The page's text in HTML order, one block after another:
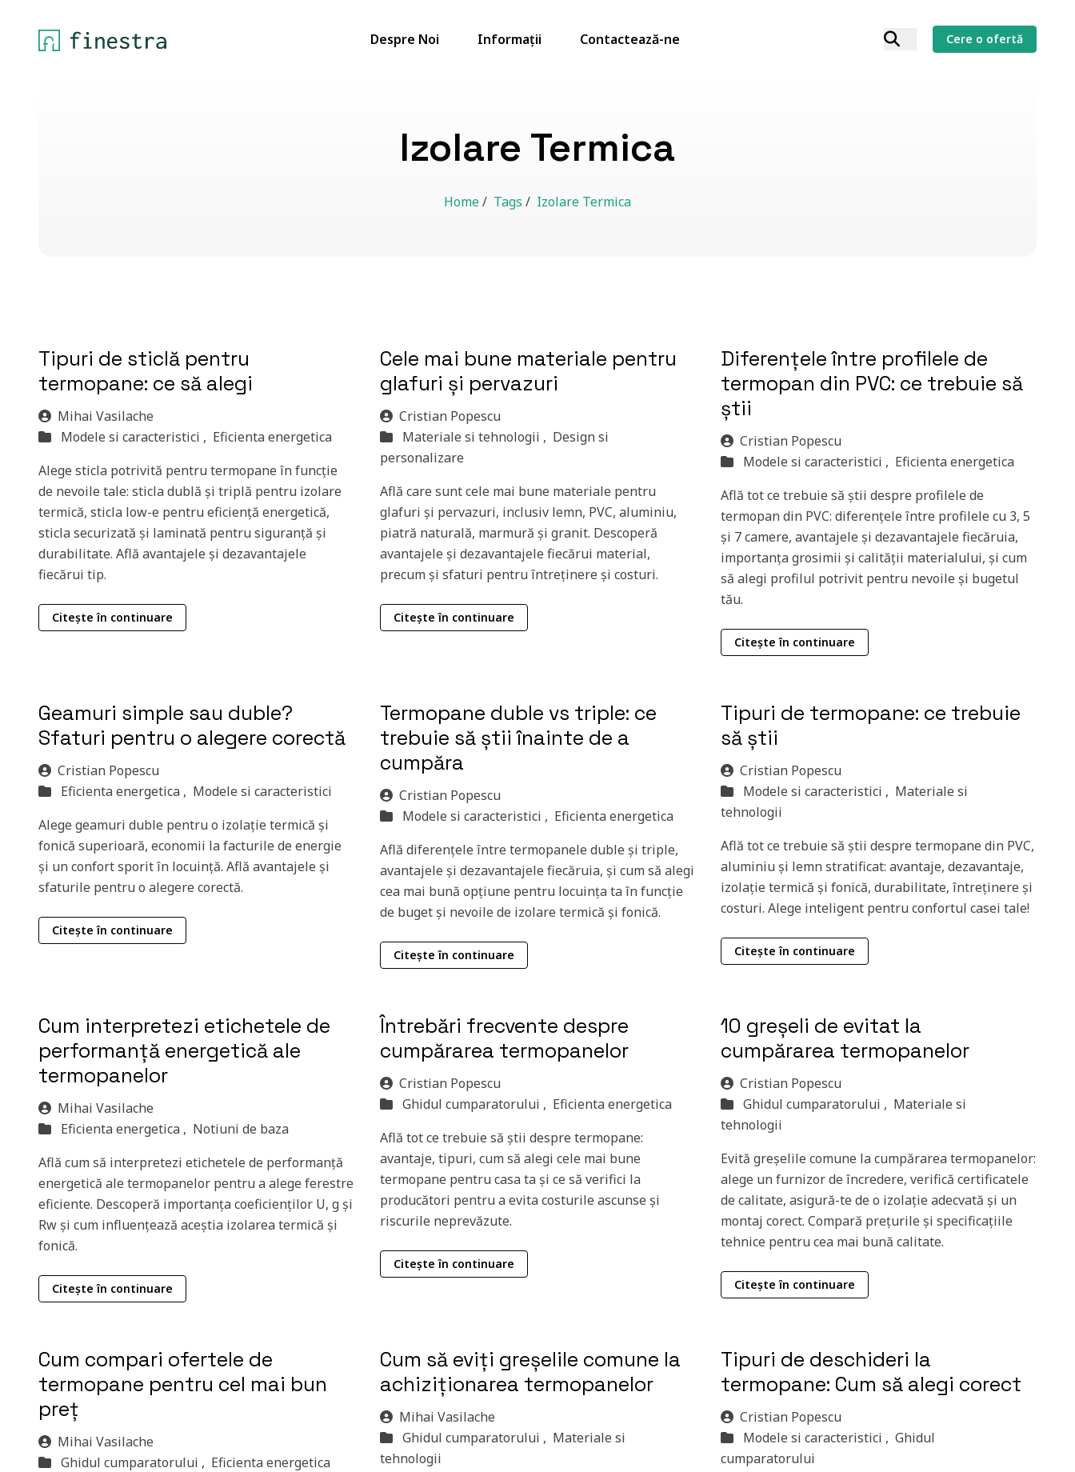
Despre Noi Informații Contactează-ne Cere o ofertă
Izolare Termica
Home/ Tags / Izolare Termica
Tipuri de sticlă pentru
termopane: ce să alegi
Mihai Vasilache
Modele si caracteristici , Eficienta energetica
Alege sticla potrivită pentru termopane în funcție
de nevoile tale: sticla dublă și triplă pentru izolare
termică, sticla low-e pentru eficiență energetică,
sticla securizată și laminată pentru siguranță și
durabilitate. Află avantajele și dezavantajele
fiecărui tip.
Citește în continuare
Cele mai bune materiale pentru
glafuri și pervazuri
Cristian Popescu
Materiale si tehnologii , Design si
personalizare
Află care sunt cele mai bune materiale pentru
glafuri și pervazuri, inclusiv lemn, PVC, aluminiu,
piatră naturală, marmură și granit. Descoperă
avantajele și dezavantajele fiecărui material,
precum și sfaturi pentru întreținere și costuri.
Citește în continuare
Diferențele între profilele de
termopan din PVC: ce trebuie să
știi
Cristian Popescu
Modele si caracteristici , Eficienta energetica
Află tot ce trebuie să știi despre profilele de
termopan din PVC: diferențele între profilele cu 3, 5
și 7 camere, avantajele și dezavantajele fiecăruia,
importanța grosimii și calității materialului, și cum
să alegi profilul potrivit pentru nevoile și bugetul
tău.
Citește în continuare
Geamuri simple sau duble?
Sfaturi pentru o alegere corectă
Cristian Popescu
Eficienta energetica , Modele si caracteristici
Alege geamuri duble pentru o izolație termică și
fonică superioară, economii la facturile de energie
și un confort sporit în locuință. Află avantajele și
sfaturile pentru o alegere corectă.
Citește în continuare
Termopane duble vs triple: ce
trebuie să știi înainte de a
cumpăra
Cristian Popescu
Modele si caracteristici , Eficienta energetica
Află diferențele între termopanele duble și triple,
avantajele și dezavantajele fiecăruia, și cum să alegi
cea mai bună opțiune pentru locuința ta în funcție
de buget și nevoile de izolare termică și fonică.
Citește în continuare
Tipuri de termopane: ce trebuie
să știi
Cristian Popescu
Modele si caracteristici , Materiale si
tehnologii
Află tot ce trebuie să știi despre termopane din PVC,
aluminiu și lemn stratificat: avantaje, dezavantaje,
izolație termică și fonică, durabilitate, întreținere și
costuri. Alege inteligent pentru confortul casei tale!
Citește în continuare
Cum interpretezi etichetele de
performanță energetică ale
termopanelor
Mihai Vasilache
Eficienta energetica , Notiuni de baza
Află cum să interpretezi etichetele de performanță
energetică ale termopanelor pentru a alege ferestre
eficiente. Descoperă importanța coeficienților U, g și
Rw și cum influențează aceștia izolarea termică și
fonică.
Citește în continuare
Întrebări frecvente despre
cumpărarea termopanelor
Cristian Popescu
Ghidul cumparatorului , Eficienta energetica
Află tot ce trebuie să știi despre termopane:
avantaje, tipuri, cum să alegi cele mai bune
termopane pentru casa ta și ce să verifici la
producători pentru a evita costurile ascunse și
riscurile neprevăzute.
Citește în continuare
10 greșeli de evitat la
cumpărarea termopanelor
Cristian Popescu
Ghidul cumparatorului , Materiale si
tehnologii
Evită greșelile comune la cumpărarea termopanelor:
alege un furnizor de încredere, verifică certificatele
de calitate, asigură-te de o izolație adecvată și un
montaj corect. Compară prețurile și specificațiile
tehnice pentru cea mai bună calitate.
Citește în continuare
Cum compari ofertele de
termopane pentru cel mai bun
preț
Mihai Vasilache
Ghidul cumparatorului , Eficienta energetica
Cum să eviți greșelile comune la
achiziționarea termopanelor
Mihai Vasilache
Ghidul cumparatorului , Materiale si
tehnologii
Tipuri de deschideri la
termopane: Cum să alegi corect
Cristian Popescu
Modele si caracteristici , Ghidul
cumparatorului